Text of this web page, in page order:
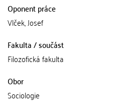
Oponent práce
Vlček, Josef
Fakulta / součást
Filozofická fakulta
Obor
Sociologie